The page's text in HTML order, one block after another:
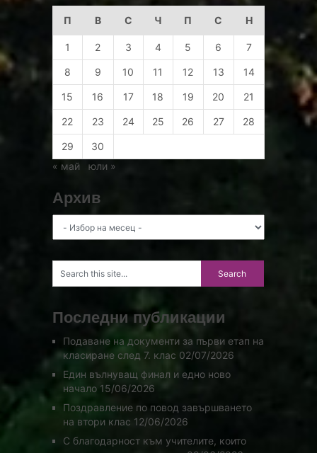
П В С Ч П С Н
1 2 3 4 5 6 7
8 9 10 11 12 13 14
15 16 17 18 19 20 21
22 23 24 25 26 27 28
29
30
« май
юли »
Архив
Последни публикации
Подаване на документи за първи етап на
класиране след 7. клас 02/07/2026
Един вълнуващ финал и едно ново
начало 15/06/2026
Поздравление по повод завършването
на втори клас 12/06/2026
С благодарност към учителите, които